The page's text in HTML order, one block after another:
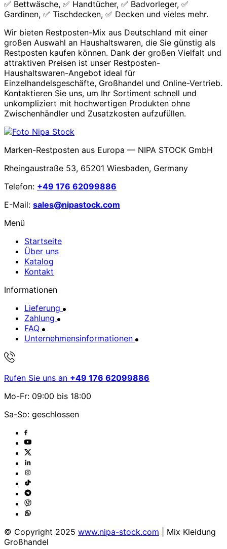
✅ Bettwäsche, ✅ Handtücher, ✅ Badvorleger, ✅
Gardinen, ✅ Tischdecken, ✅ Decken und vieles mehr.
Wir bieten Restposten-Mix aus Deutschland mit einer
großen Auswahl an Haushaltswaren, die Sie günstig als
Restposten kaufen können. Dank der großen Vielfalt und
attraktiven Preisen ist unser Restposten-
Haushaltswaren-Angebot ideal für
Einzelhandelsgeschäfte, Großhandel und Online-Vertrieb.
Kontaktieren Sie uns, um Ihr Sortiment schnell und
unkompliziert mit hochwertigen Produkten ohne
Zwischenhändler und Zusatzkosten aufzufüllen.
Marken-Restposten aus Europa — NIPA STOCK GmbH
Rheingaustraße 53, 65201 Wiesbaden, Germany
Telefon: +49 176 62099886
E-Mail: sales@nipastock.com
Menü
Startseite
Über uns
Katalog
Kontakt
Informationen
Lieferung
Zahlung
FAQ
Unternehmensinformationen
Rufen Sie uns an +49 176 62099886
Mo-Fr: 09:00 bis 18:00
Sa-So: geschlossen
© Copyright 2025 www.nipa-stock.com | Mix Kleidung
Großhandel